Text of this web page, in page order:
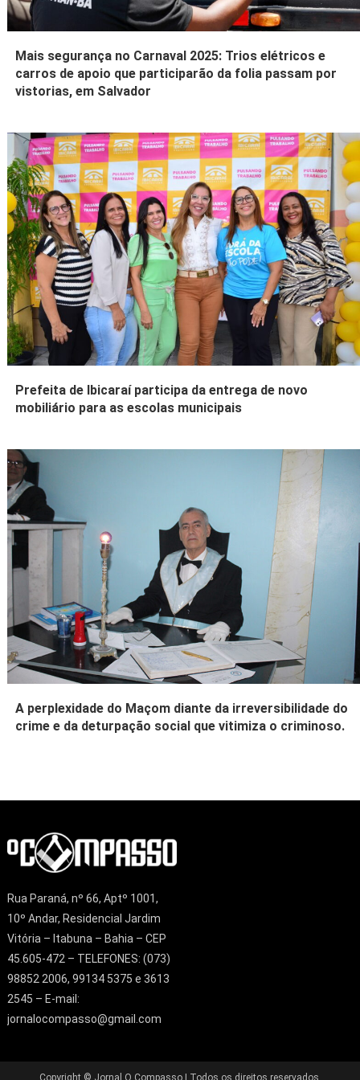
Mais segurança no Carnaval 2025: Trios elétricos e
carros de apoio que participarão da folia passam por
vistorias, em Salvador
Prefeita de Ibicaraí participa da entrega de novo
mobiliário para as escolas municipais
A perplexidade do Maçom diante da irreversibilidade do
crime e da deturpação social que vitimiza o criminoso.
Rua Paraná, nº 66, Aptº 1001,
10º Andar, Residencial Jardim
Vitória – Itabuna – Bahia – CEP
45.605-472 – TELEFONES: (073)
98852 2006, 99134 5375 e 3613
2545 – E-mail:
jornalocompasso@gmail.com
Copyright © Jornal O Compasso | Todos os direitos reservados.